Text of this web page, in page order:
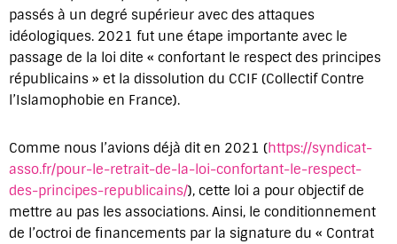
passés à un degré supérieur avec des attaques
idéologiques. 2021 fut une étape importante avec le
passage de la loi dite « confortant le respect des principes
républicains » et la dissolution du CCIF (Collectif Contre
l’Islamophobie en France).
Comme nous l’avions déjà dit en 2021 (https://syndicat-
asso.fr/pour-le-retrait-de-la-loi-confortant-le-respect-
des-principes-republicains/), cette loi a pour objectif de
mettre au pas les associations. Ainsi, le conditionnement
de l’octroi de financements par la signature du « Contrat